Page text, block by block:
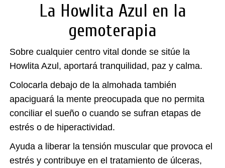
La Howlita Azul en la
gemoterapia
Sobre cualquier centro vital donde se sitúe la
Howlita Azul , aportará tranquilidad, paz y calma.
Colocarla debajo de la almohada también
apaciguará la mente preocupada que no permita
conciliar el sueño o cuando se sufran etapas de
estrés o de hiperactividad.
Ayuda a liberar la tensión muscular que provoca el
estrés y contribuye en el tratamiento de úlceras,